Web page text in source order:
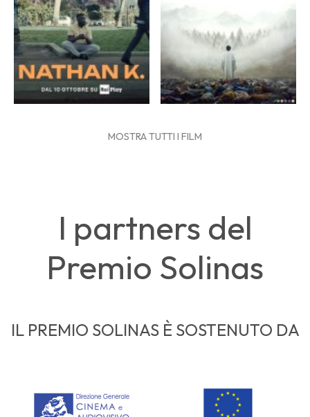
MOSTRA TUTTI I FILM
I partners del
Premio Solinas
IL PREMIO SOLINAS È SOSTENUTO DA